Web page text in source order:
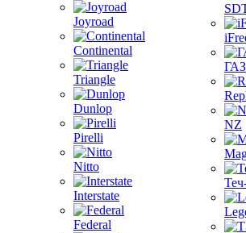
Joyroad
Continental
Triangle
Dunlop
Pirelli
Nitto
Interstate
Federal
ГАЗ
NZ